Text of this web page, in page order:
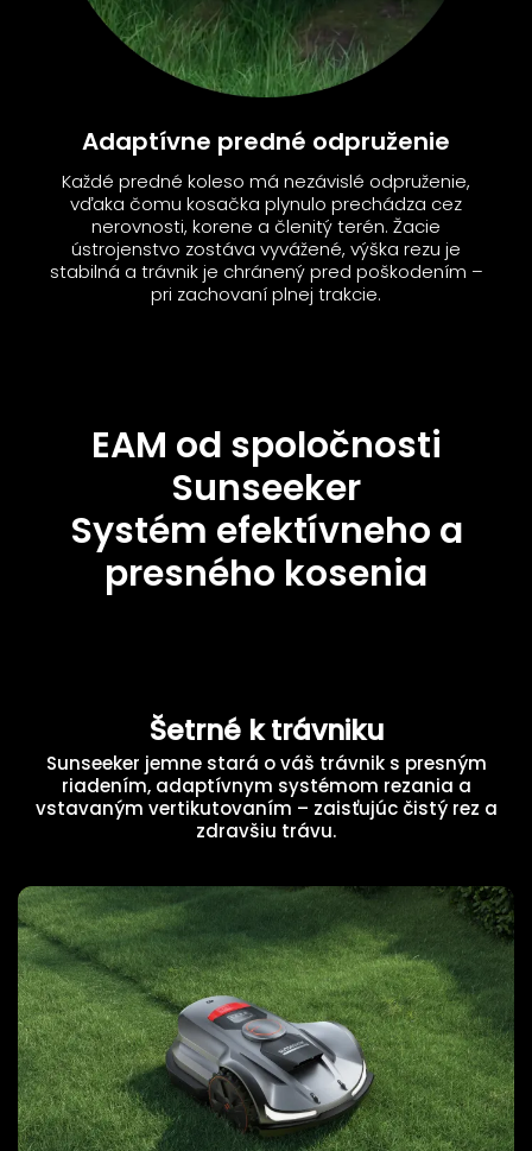
Adaptívne predné odpruženie
Každé predné koleso má nezávislé odpruženie,
vďaka čomu kosačka plynulo prechádza cez
nerovnosti, korene a členitý terén. Žacie
ústrojenstvo zostáva vyvážené, výška rezu je
stabilná a trávnik je chránený pred poškodením –
pri zachovaní plnej trakcie.
EAM od spoločnosti
Sunseeker
Systém efektívneho a
presného kosenia
Šetrné k trávniku
Sunseeker jemne stará o váš trávnik s presným
riadením, adaptívnym systémom rezania a
vstavaným vertikutovaním – zaisťujúc čistý rez a
zdravšiu trávu.